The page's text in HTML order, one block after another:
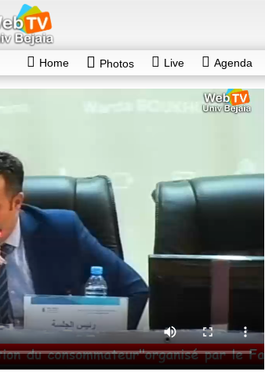
Home Photos Live Agenda